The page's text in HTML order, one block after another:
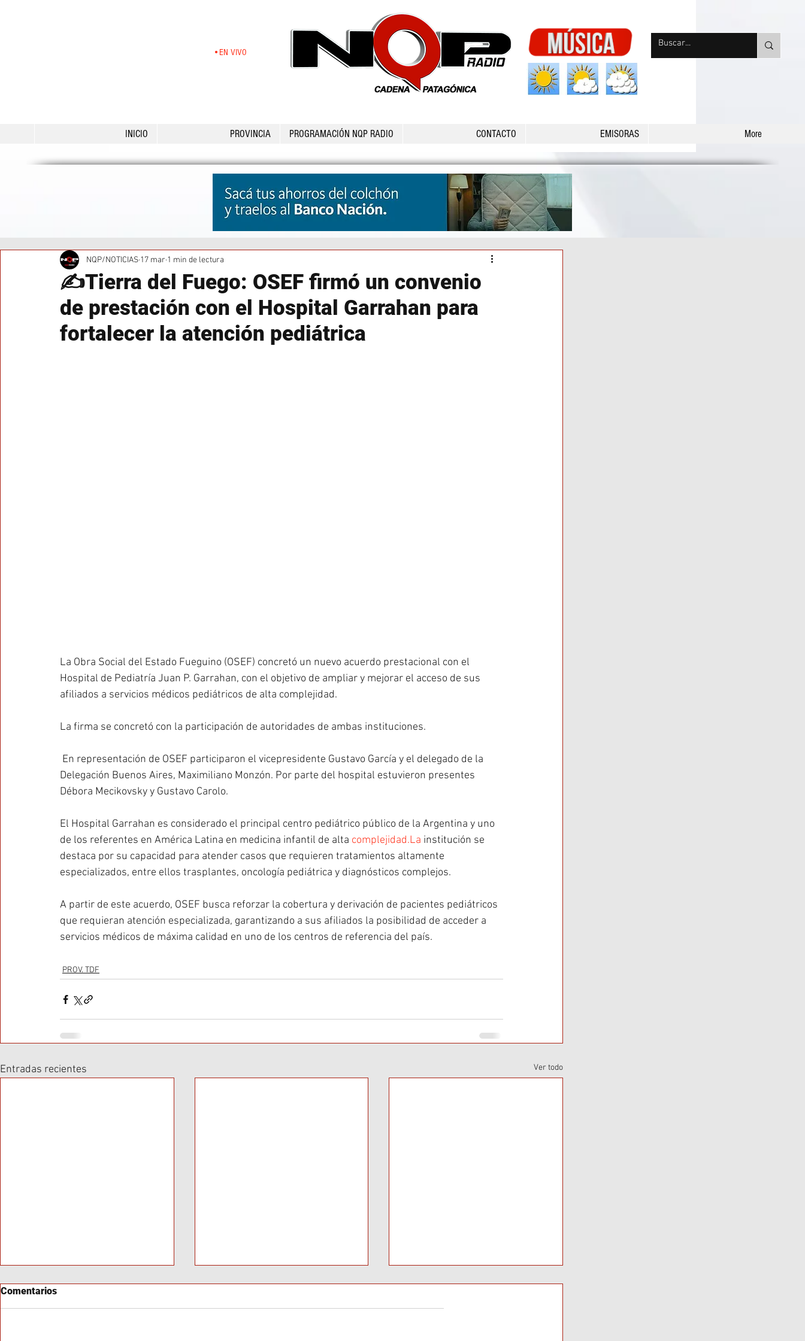
•EN VIVO
INICIO PROVINCIA PROGRAMACIÓN NQP RADIO CONTACTO EMISORAS More
✍Tierra del Fuego: OSEF firmó un convenio
de prestación con el Hospital Garrahan para
fortalecer la atención pediátrica
NQP/NOTICIAS 17 mar 1 min de lectura
La Obra Social del Estado Fueguino (OSEF) concretó un nuevo acuerdo prestacional con el
Hospital de Pediatría Juan P. Garrahan, con el objetivo de ampliar y mejorar el acceso de sus
afiliados a servicios médicos pediátricos de alta complejidad.
La firma se concretó con la participación de autoridades de ambas instituciones.
En representación de OSEF participaron el vicepresidente Gustavo García y el delegado de la
Delegación Buenos Aires, Maximiliano Monzón. Por parte del hospital estuvieron presentes
Débora Mecikovsky y Gustavo Carolo.
El Hospital Garrahan es considerado el principal centro pediátrico público de la Argentina y uno
de los referentes en América Latina en medicina infantil de alta complejidad.La institución se
destaca por su capacidad para atender casos que requieren tratamientos altamente
especializados, entre ellos trasplantes, oncología pediátrica y diagnósticos complejos.
A partir de este acuerdo, OSEF busca reforzar la cobertura y derivación de pacientes pediátricos
que requieran atención especializada, garantizando a sus afiliados la posibilidad de acceder a
servicios médicos de máxima calidad en uno de los centros de referencia del país.
PROV. TDF
Entradas recientes Ver todo
Comentarios